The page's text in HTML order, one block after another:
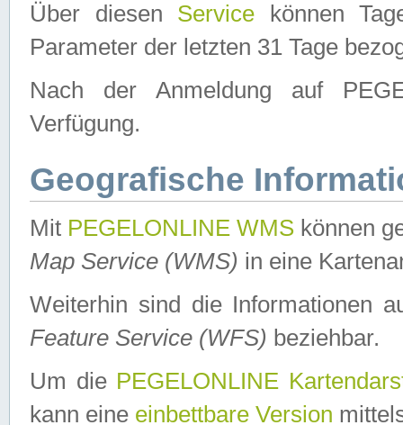
Über diesen Service können
Parameter der letzten 31 Tage
Nach der Anmeldung auf
Verfügung.
Geografische
Mit PEGELONLINE WMS können
Map Service (WMS) in eine
Weiterhin sind die Informationen
Feature Service (WFS) beziehbar.
Um die PEGELONLINE
kann eine einbettbare Version